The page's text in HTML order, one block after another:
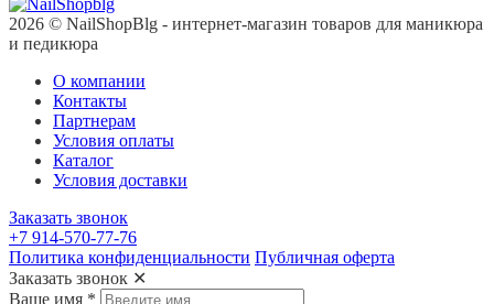
2026 © NailShopBlg - интернет-магазин товаров для маникюра
и педикюра
О компании
Контакты
Партнерам
Условия оплаты
Каталог
Условия доставки
Заказать звонок
+7 914-570-77-76
Политика конфиденциальности Публичная оферта
Заказать звонок ✕
Ваше имя *